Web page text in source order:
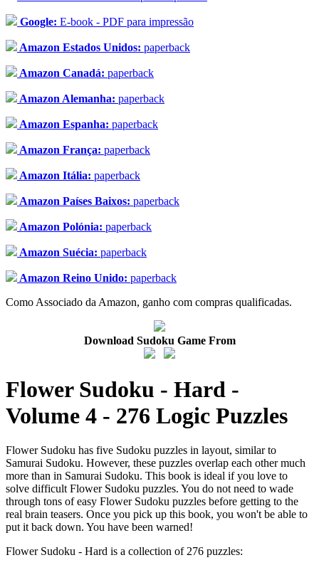
Google: E-book - PDF para impressão
Amazon Estados Unidos: paperback
Amazon Canadá: paperback
Amazon Alemanha: paperback
Amazon Espanha: paperback
Amazon França: paperback
Amazon Itália: paperback
Amazon Países Baixos: paperback
Amazon Polónia: paperback
Amazon Suécia: paperback
Amazon Reino Unido: paperback
Como Associado da Amazon, ganho com compras qualificadas.
Download Sudoku Game From
Flower Sudoku - Hard -
Volume 4 - 276 Logic Puzzles
Flower Sudoku has five Sudoku puzzles in layout, similar to
Samurai Sudoku. However, these puzzles overlap each other much
more than in Samurai Sudoku. This book is ideal if you love to
solve difficult Flower Sudoku puzzles. You do not need to wade
through tons of easy Flower Sudoku puzzles before getting to the
real brain teasers. Once you pick up this book, you won't be able to
put it back down. You have been warned!
Flower Sudoku - Hard is a collection of 276 puzzles: